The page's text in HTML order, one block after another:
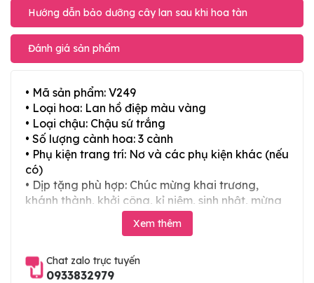
Hướng dẫn bảo dưỡng cây lan sau khi hoa tàn
Đánh giá sản phẩm
• Mã sản phẩm: V249
• Loại hoa: Lan hồ điệp màu vàng
• Loại chậu: Chậu sứ trắng
• Số lượng cành hoa: 3 cành
• Phụ kiện trang trí: Nơ và các phụ kiện khác (nếu
có)
• Dịp tặng phù hợp: Chúc mừng khai trương,
khánh thành, khởi công, kỉ niệm, sinh nhật, mừng
thọ, mừng cưới, tân gia và các ngày lễ tết trong
Xem thêm
Chat zalo trực tuyến
0933832979